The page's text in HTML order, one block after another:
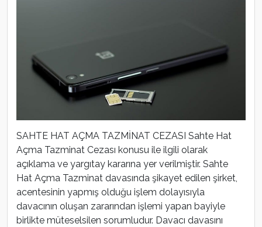
SAHTE HAT AÇMA TAZMİNAT CEZASI Sahte Hat
Açma Tazminat Cezası konusu ile ilgili olarak
açıklama ve yargıtay kararına yer verilmiştir. Sahte
Hat Açma Tazminat davasında şikayet edilen şirket,
acentesinin yapmış olduğu işlem dolayısıyla
davacının oluşan zararından işlemi yapan bayiyle
birlikte müteselsilen sorumludur. Davacı davasını